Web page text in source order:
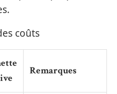
coûts
Remarques